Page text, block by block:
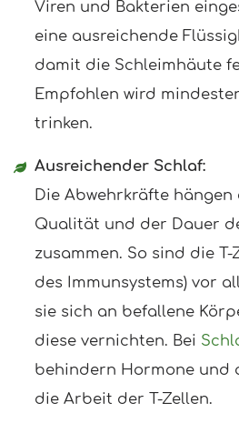
Viren und Bakterien
eine ausreichende
damit die Schleimhäute
Empfohlen wird
trinken.
Ausreichender Schlaf:
Die Abwehrkräfte
Qualität und der Dauer
zusammen. So sind die T-
des Immunsystems) vor
sie sich an befallene
diese vernichten. Bei
behindern Hormone und
die Arbeit der T-Zellen.